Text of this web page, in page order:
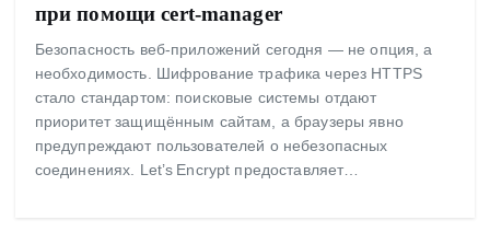
при помощи cert‑manager
Безопасность веб‑приложений сегодня — не опция, а
необходимость. Шифрование трафика через HTTPS
стало стандартом: поисковые системы отдают
приоритет защищённым сайтам, а браузеры явно
предупреждают пользователей о небезопасных
соединениях. Let’s Encrypt предоставляет…